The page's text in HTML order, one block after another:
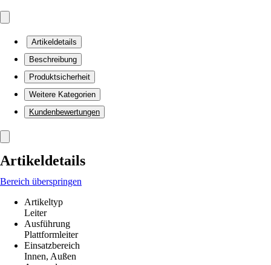
Artikeldetails
Beschreibung
Produktsicherheit
Weitere Kategorien
Kundenbewertungen
Artikeldetails
Bereich überspringen
Artikeltyp
Leiter
Ausführung
Plattformleiter
Einsatzbereich
Innen, Außen